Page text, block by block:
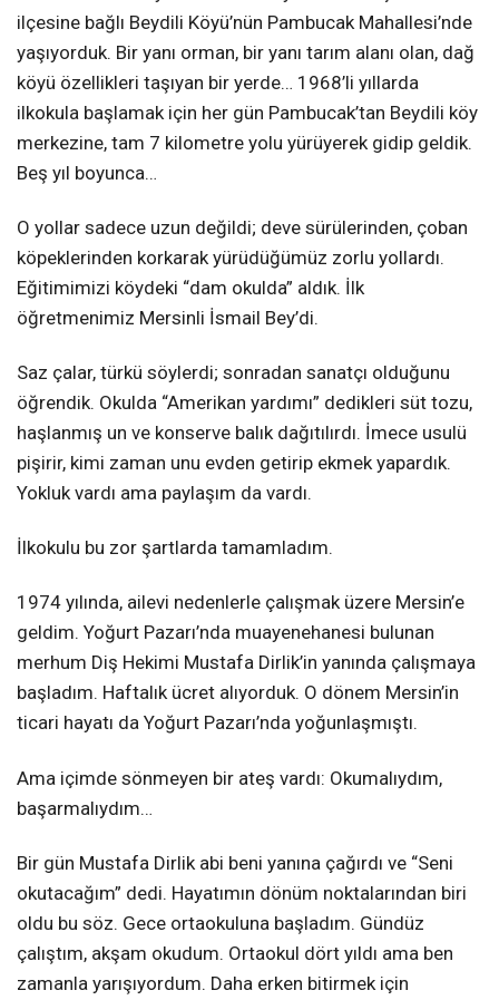
ilçesine bağlı Beydili Köyü’nün Pambucak Mahallesi’nde
yaşıyorduk. Bir yanı orman, bir yanı tarım alanı olan, dağ
köyü özellikleri taşıyan bir yerde… 1968’li yıllarda
ilkokula başlamak için her gün Pambucak’tan Beydili köy
merkezine, tam 7 kilometre yolu yürüyerek gidip geldik.
Beş yıl boyunca…
O yollar sadece uzun değildi; deve sürülerinden, çoban
köpeklerinden korkarak yürüdüğümüz zorlu yollardı.
Eğitimimizi köydeki “dam okulda” aldık. İlk
öğretmenimiz Mersinli İsmail Bey’di.
Saz çalar, türkü söylerdi; sonradan sanatçı olduğunu
öğrendik. Okulda “Amerikan yardımı” dedikleri süt tozu,
haşlanmış un ve konserve balık dağıtılırdı. İmece usulü
pişirir, kimi zaman unu evden getirip ekmek yapardık.
Yokluk vardı ama paylaşım da vardı.
İlkokulu bu zor şartlarda tamamladım.
1974 yılında, ailevi nedenlerle çalışmak üzere Mersin’e
geldim. Yoğurt Pazarı’nda muayenehanesi bulunan
merhum Diş Hekimi Mustafa Dirlik’in yanında çalışmaya
başladım. Haftalık ücret alıyorduk. O dönem Mersin’in
ticari hayatı da Yoğurt Pazarı’nda yoğunlaşmıştı.
Ama içimde sönmeyen bir ateş vardı: Okumalıydım,
başarmalıydım…
Bir gün Mustafa Dirlik abi beni yanına çağırdı ve “Seni
okutacağım” dedi. Hayatımın dönüm noktalarından biri
oldu bu söz. Gece ortaokuluna başladım. Gündüz
çalıştım, akşam okudum. Ortaokul dört yıldı ama ben
zamanla yarışıyordum. Daha erken bitirmek için